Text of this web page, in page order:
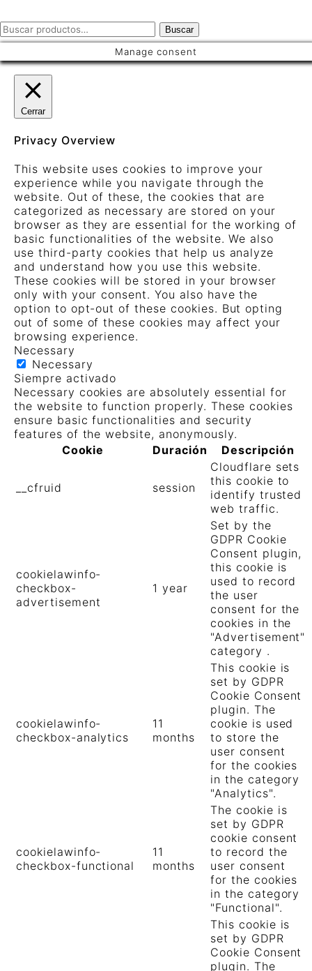
Buscar
por:
Buscar
Manage consent
Cerrar
Privacy Overview
This website uses cookies to improve your
experience while you navigate through the
website. Out of these, the cookies that are
categorized as necessary are stored on your
browser as they are essential for the working of
basic functionalities of the website. We also
use third-party cookies that help us analyze
and understand how you use this website.
These cookies will be stored in your browser
only with your consent. You also have the
option to opt-out of these cookies. But opting
out of some of these cookies may affect your
browsing experience.
Necessary
Necessary
Siempre activado
Necessary cookies are absolutely essential for
the website to function properly. These cookies
ensure basic functionalities and security
features of the website, anonymously.
Cookie
Duración Descripción
__cfruid session
Cloudflare sets
this cookie to
identify trusted
web traffic.
cookielawinfo-
checkbox-
advertisement
1 year
Set by the
GDPR Cookie
Consent plugin,
this cookie is
used to record
the user
consent for the
cookies in the
"Advertisement"
category .
cookielawinfo-
checkbox-analytics
11
months
This cookie is
set by GDPR
Cookie Consent
plugin. The
cookie is used
to store the
user consent
for the cookies
in the category
"Analytics".
cookielawinfo-
checkbox-functional
11
months
The cookie is
set by GDPR
cookie consent
to record the
user consent
for the cookies
in the category
"Functional".
This cookie is
set by GDPR
Cookie Consent
plugin. The